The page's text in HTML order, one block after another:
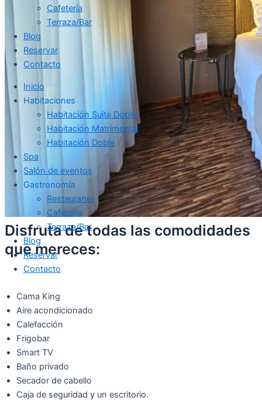
Cafetería
Terraza/Bar
Blog
Reservar
Contacto
Inicio
Habitaciones
Habitación Suite Doble
Habitación Matrimonial
Habitación Doble
Spa
Salón de eventos
Gastronomía
Restaurante
Cafetería
Terraza/Bar
Blog
Reservar
Contacto
Disfruta de todas las comodidades
que mereces:
Cama King
Aire acondicionado
Calefacción
Frigobar
Smart TV
Baño privado
Secador de cabello
Caja de seguridad y un escritorio.